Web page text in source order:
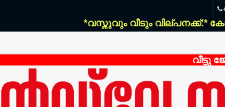
*വസ്തുവും വീടും വില്പനക്ക്:*
വീട്ടു